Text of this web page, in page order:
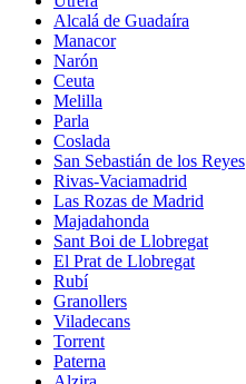
Alcalá de Guadaíra
Manacor
Narón
Ceuta
Melilla
Parla
Coslada
San Sebastián de los Reyes
Rivas-Vaciamadrid
Las Rozas de Madrid
Majadahonda
Sant Boi de Llobregat
El Prat de Llobregat
Rubí
Granollers
Viladecans
Torrent
Paterna